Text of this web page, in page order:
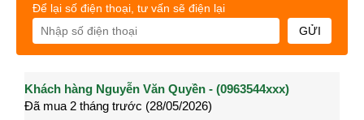
Để lại số điện thoại, tư vấn sẽ điện lại
GỬI
Khách hàng Nguyễn Văn Quyền - (0963544xxx)
Đã mua 2 tháng trước (28/05/2026)
Khách hàng Nguyễn Thành Long - (0902021xxx)
Đã mua 3 tháng trước (27/04/2026)